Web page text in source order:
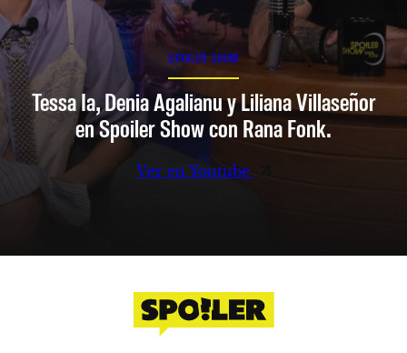
SPOILER SHOW
Tessa Ia, Denia Agalianu y Liliana Villaseñor
en Spoiler Show con Rana Fonk.
Ver en Youtube